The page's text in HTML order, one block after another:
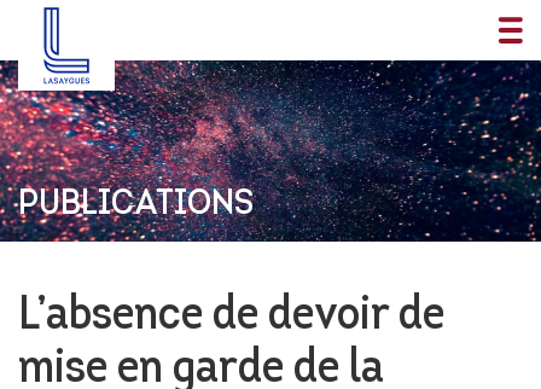
PUBLICATIONS
L’absence de devoir de
mise en garde de la